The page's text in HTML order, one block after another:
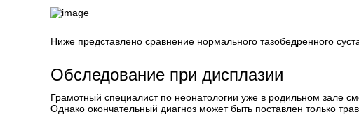
Ниже представлено сравнение нормального тазобедренного
Обследование при дисплазии
Грамотный специалист по неонатологии уже в родильном зале
Однако окончательный диагноз может быть поставлен только